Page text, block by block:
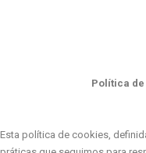
Política
Esta política de cookies,